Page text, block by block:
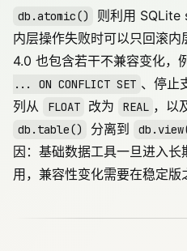
db.atomic()
则利用 SQLite
内层操作失败时可以只回滚内
4.0 也包含若干不兼容变化，
... ON CONFLICT SET 、停止
列从
FLOAT 改为 REAL ，以
db.table() 分离到
因：基础数据工具一旦进入
用，兼容性变化需要在稳定版